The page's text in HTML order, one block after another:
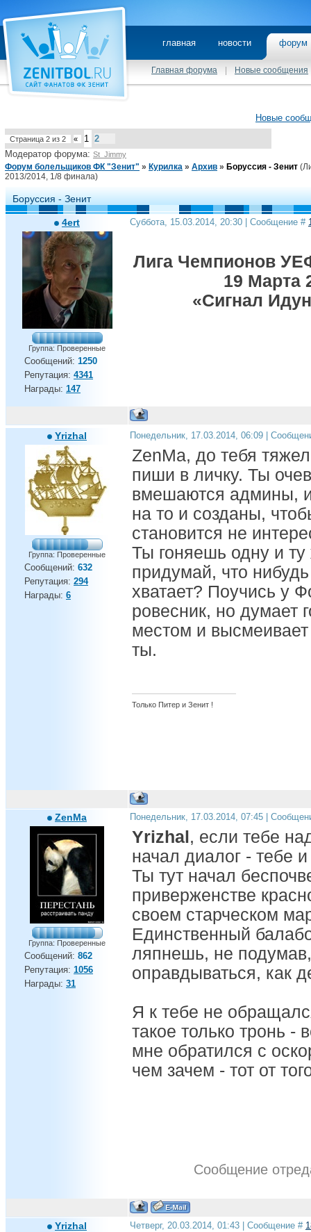
главная новости
Главная форума Новые сообщения
Новые
Страница 2 из 2 « 1 2
Модератор форума: St_Jimmy
Форум болельщиков ФК "Зенит" » Курилка » Архив » Боруссия - Зенит
2013/2014, 1/8 финала)
Боруссия - Зенит
4ert
Группа: Проверенные
Сообщений: 1250
Репутация: 4341
Награды: 147
Суббота, 15.03.2014, 20:30 | Сообщение #
Лига Чемпионов
19 Марта
«Сигнал
Yrizhal
Группа: Проверенные
Сообщений: 632
Репутация: 294
Награды: 6
Понедельник, 17.03.2014, 06:09 |
ZenMa, до тебя
пиши в личку. Ты
вмешаются админы,
на то и созданы,
становится не
Ты гоняешь одну и
придумай, что
хватает? Поучись у
ровесник, но думает
местом и высмеивает
ты.
Только Питер и Зенит !
ZenMa
Группа: Проверенные
Сообщений: 862
Репутация: 1056
Награды: 31
Понедельник, 17.03.2014, 07:45 |
Yrizhal , если тебе
начал диалог - тебе и
Ты тут начал
приверженстве
своем старческом
Единственный
ляпнешь, не
оправдываться, как
Я к тебе не
такое только тронь -
мне обратился с
чем зачем - тот от
Сообщение
Yrizhal Четверг, 20.03.2014, 01:43 | Сообщение #